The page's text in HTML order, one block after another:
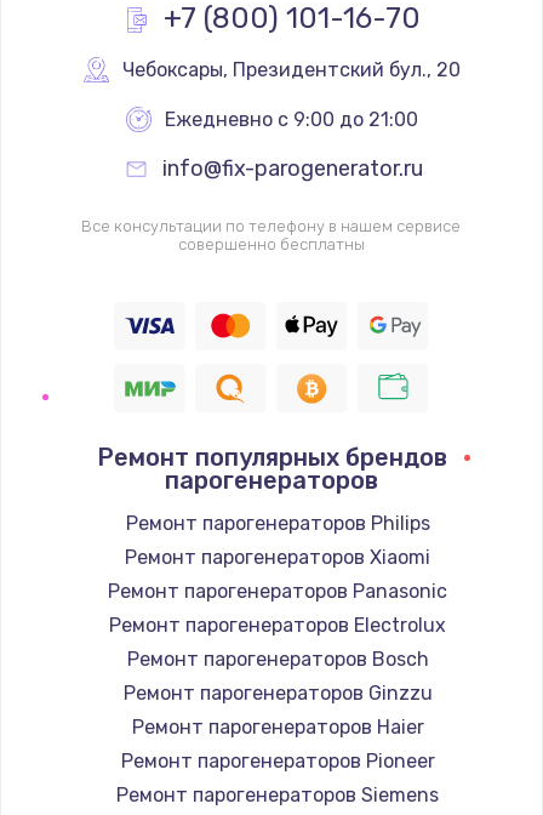
+7 (800) 101-16-70
Чебоксары, Президентский бул., 20
Ежедневно с 9:00 до 21:00
info@fix-parogenerator.ru
Все консультации по телефону в нашем сервисе
совершенно бесплатны
Ремонт популярных брендов
парогенераторов
Ремонт парогенераторов Philips
Ремонт парогенераторов Xiaomi
Ремонт парогенераторов Panasonic
Ремонт парогенераторов Electrolux
Ремонт парогенераторов Bosch
Ремонт парогенераторов Ginzzu
Ремонт парогенераторов Haier
Ремонт парогенераторов Pioneer
Ремонт парогенераторов Siemens